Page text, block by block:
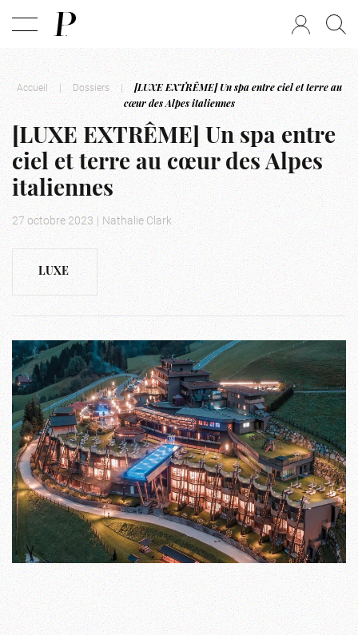
Accueil | Dossiers |
[LUXE EXTRÊME] Un spa entre ciel et terre au
cœur des Alpes italiennes
[LUXE EXTRÊME] Un spa entre
ciel et terre au cœur des Alpes
italiennes
27 octobre 2023 | Nathalie Clark
LUXE